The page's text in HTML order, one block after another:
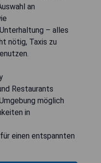
an
– alles
nötig, Taxis zu
Restaurants
möglich
in
einen entspannten